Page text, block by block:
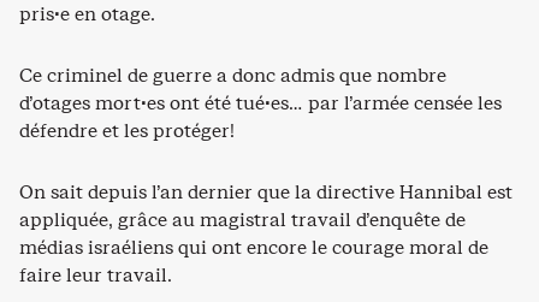
pris·e en otage.
Ce criminel de guerre a donc admis que nombre
d’otages mort·es ont été tué·es… par l’armée censée les
défendre et les protéger!
On sait depuis l’an dernier que la directive Hannibal est
appliquée, grâce au magistral travail d’enquête de
médias israéliens qui ont encore le courage moral de
faire leur travail.